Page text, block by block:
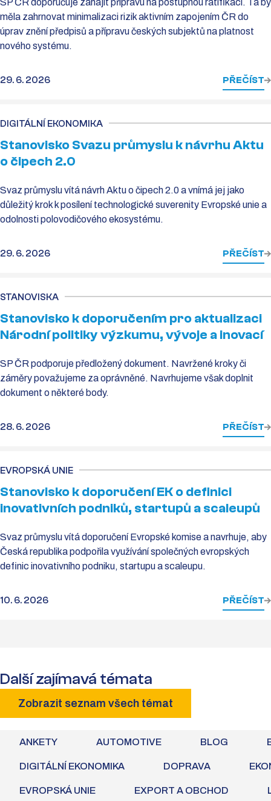
SP ČR doporučuje zahájit přípravu na postupnou ratifikaci. Ta by
měla zahrnovat minimalizaci rizik aktivním zapojením ČR do
úprav znění předpisů a přípravu českých subjektů na platnost
nového systému.
29. 6. 2026 PŘEČÍST
DIGITÁLNÍ EKONOMIKA
Stanovisko Svazu průmyslu k návrhu Aktu
o čipech 2.0
Svaz průmyslu vítá návrh Aktu o čipech 2.0 a vnímá jej jako
důležitý krok k posílení technologické suverenity Evropské unie a
odolnosti polovodičového ekosystému.
29. 6. 2026 PŘEČÍST
STANOVISKA
Stanovisko k doporučením pro aktualizaci
Národní politiky výzkumu, vývoje a inovací
SP ČR podporuje předložený dokument. Navržené kroky či
záměry považujeme za oprávněné. Navrhujeme však doplnit
dokument o některé body.
28. 6. 2026 PŘEČÍST
EVROPSKÁ UNIE
Stanovisko k doporučení EK o definici
inovativních podniků, startupů a scaleupů
Svaz průmyslu vítá doporučení Evropské komise a navrhuje, aby
Česká republika podpořila využívání společných evropských
definic inovativního podniku, startupu a scaleupu.
10. 6. 2026 PŘEČÍST
Další zajímavá témata
Zobrazit seznam všech témat
ANKETY AUTOMOTIVE BLOG
DIGITÁLNÍ EKONOMIKA DOPRAVA
EVROPSKÁ UNIE EXPORT A OBCHOD